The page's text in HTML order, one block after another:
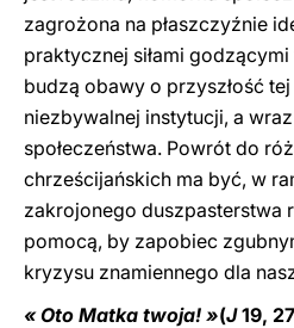
zagrożona na płaszczyźnie
praktycznej siłami
budzą obawy o przyszłość
niezbywalnej instytucji, a
społeczeństwa. Powrót do
chrześcijańskich ma być, w
zakrojonego duszpasterstwa
pomocą, by zapobiec
kryzysu znamiennego dla
« Oto Matka twoja! »(J19,